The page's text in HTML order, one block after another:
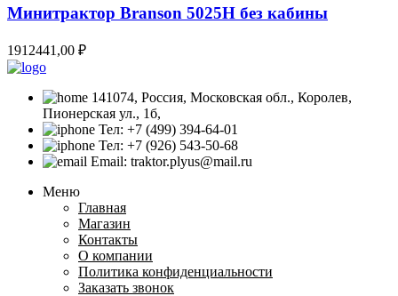
Минитрактор Branson 5025H без кабины
1912441,00 ₽
141074, Россия, Московская обл., Королев,
Пионерская ул., 1б,
Тел: +7 (499) 394-64-01
Тел: +7 (926) 543-50-68
Email: traktor.plyus@mail.ru
Меню
Главная
Магазин
Контакты
О компании
Политика конфиденциальности
Заказать звонок